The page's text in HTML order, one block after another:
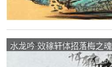
水龙吟·效稼轩体招落梅之魂
_【宋朝】_【蒋捷】